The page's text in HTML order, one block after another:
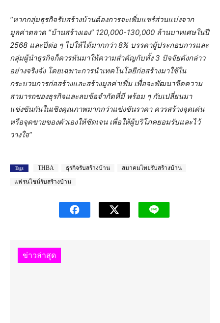
“หากกลุ่มธุรกิจรับสร้างบ้านต้องการจะเพิ่มแชร์ส่วนแบ่งจาก
มูลค่าตลาด “บ้านสร้างเอง” 120,000-130,000 ล้านบาทเศษในปี
2568 และปีต่อ ๆ ไปให้ได้มากกว่า 8% บรรดาผู้ประกอบการและ
กลุ่มผู้นำธุรกิจก็ควรหันมาให้ความสำคัญกับทั้ง 3 ปัจจัยดังกล่าว
อย่างจริงจัง โดยเฉพาะการนำเทคโนโลยีก่อสร้างมาใช้ใน
กระบวนการก่อสร้างและสร้างมูลค่าเพิ่ม เพื่อจะพัฒนาขีดความ
สามารถของธุรกิจและลบข้อจำกัดที่มี พร้อม ๆ กับเปลี่ยนมา
แข่งขันกันในเชิงคุณภาพมากกว่าแข่งขันราคา ควรสร้างจุดเด่น
หรือจุดขายของตัวเองให้ชัดเจน เพื่อให้ผู้บริโภคยอมรับและไว้
วางใจ”
Tags THBA ธุรกิจรับสร้างบ้าน
สมาคมไทยรับสร้างบ้าน
แฟรนไชน์รับสร้างบ้าน
ข่าวล่าสุด